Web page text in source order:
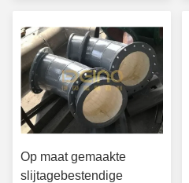
Op maat gemaakte
slijtagebestendige